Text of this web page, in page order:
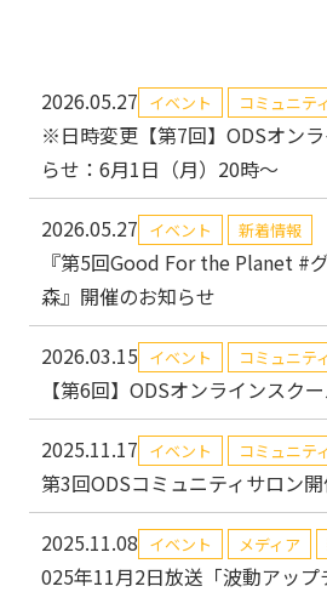
2026.05.27 イベント コミュニティ
※日時変更【第7回】ODSオン
らせ：6月1日（月）20時～
2026.05.27 イベント 新着情報
『第5回Good For the Planet #
森』開催のお知らせ
2026.03.15 イベント コミュニティ
【第6回】ODSオンラインスク
2025.11.17 イベント コミュニティ
第3回ODSコミュニティサロン
2025.11.08 イベント メディア
025年11月2日放送「波動アッ